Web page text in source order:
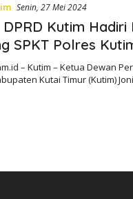
Senin, 27 Mei 2024
Kutim Hadiri
SPKT Polres
– Kutim – Ketua Dewan
Kutai Timur (Kutim)